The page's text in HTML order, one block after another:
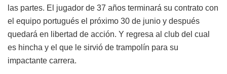
las partes. El jugador de 37 años terminará su contrato con
el equipo portugués el próximo 30 de junio y después
quedará en libertad de acción. Y regresa al club del cual
es hincha y el que le sirvió de trampolín para su
impactante carrera.